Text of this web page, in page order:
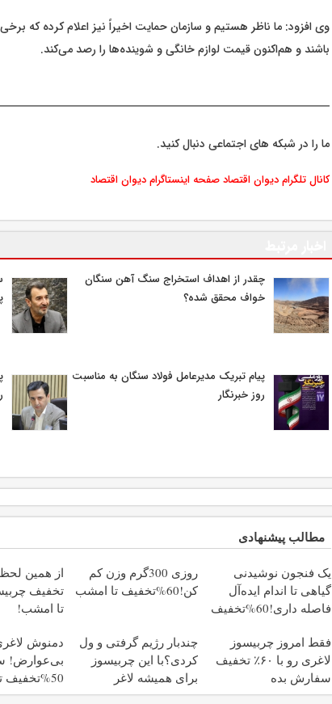
وی افزود: ما ناظر هستیم و سازمان حمایت اخیراً نیز اعلام کرده که
باشند و هم‌اکنون قیمت لوازم خانگی و شوینده‌ها را رصد می‌کند.
ما را در شبکه های اجتماعی دنبال کنید.
کانال تلگرام دیوان اقتصادصفحه اینستاگرام دیوان اقتصاد
چقدر از اهداف استخراج سنگ آهن سنگان
خواف محقق شده؟
پیام تبریک مدیرعامل فولاد سنگان به مناسبت
روز خبرنگار
مطالب پیشنهادی
یک فنجون نوشیدنی
گیاهی تا اندام ایده‌آل
فاصله داری!60%تخفیف
روزی 300گرم وزن کم
کن!60%تخفیف تا امشب
از همین
تخفیف
تا امشب!
فقط امروز چربیسوز
لاغری رو با ۶۰٪ تخفیف
سفارش بده
چندبار رژیم گرفتی و ول
کردی؟با این چربیسوز
برای همیشه لاغر
شو!60%تخفیف
دمنوش
بی‌عوارض!
50%تخفیف
امشب(کلیک